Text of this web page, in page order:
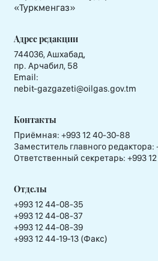
«Туркменгаз»
Адрес редакции
744036, Ашхабад,
пр. Арчабил, 58
Email:
nebit-gazgazeti@oilgas.gov.tm
Контакты
Приёмная: +993 12 40-30-88
Заместитель главного редактора:
Ответственный секретарь: +993
Отделы
+993 12 44-08-35
+993 12 44-08-37
+993 12 44-08-39
+993 12 44-19-13 (Факс)